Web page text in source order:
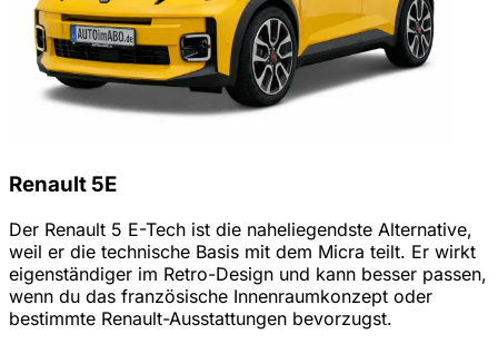
Renault 5E
Der Renault 5 E-Tech ist die naheliegendste Alternative,
weil er die technische Basis mit dem Micra teilt. Er wirkt
eigenständiger im Retro-Design und kann besser passen,
wenn du das französische Innenraumkonzept oder
bestimmte Renault-Ausstattungen bevorzugst.